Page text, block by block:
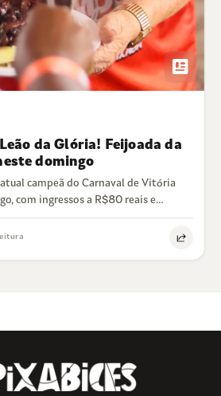
newsmode
da Glória! Feijoada da
domingo
campeã do Carnaval de Vitória
com ingressos a R$80 reais e